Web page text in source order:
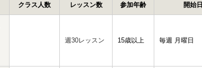
クラス人数 レッスン数 参加年齢 開始日
週30レッスン 15歳以上 毎週 月曜日